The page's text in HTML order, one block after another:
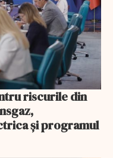
riscurile din
și programul